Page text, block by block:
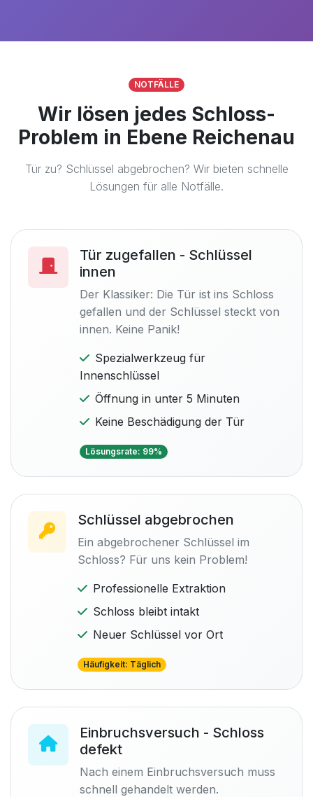
NOTFÄLLE
Wir lösen jedes Schloss-
Problem in Ebene Reichenau
Tür zu? Schlüssel abgebrochen? Wir bieten schnelle
Lösungen für alle Notfälle.
Tür zugefallen - Schlüssel
innen
Der Klassiker: Die Tür ist ins Schloss
gefallen und der Schlüssel steckt von
innen. Keine Panik!
Spezialwerkzeug für
Innenschlüssel
Öffnung in unter 5 Minuten
Keine Beschädigung der Tür
Lösungsrate: 99%
Schlüssel abgebrochen
Ein abgebrochener Schlüssel im
Schloss? Für uns kein Problem!
Professionelle Extraktion
Schloss bleibt intakt
Neuer Schlüssel vor Ort
Häufigkeit: Täglich
Einbruchsversuch - Schloss
defekt
Nach einem Einbruchsversuch muss
schnell gehandelt werden.